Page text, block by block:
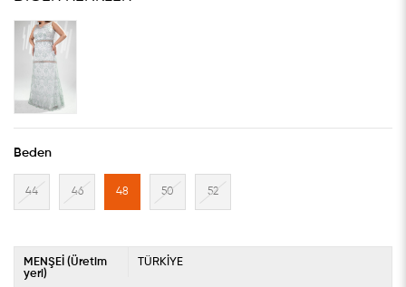
Beden
44 46 48 50 52
MENŞEİ (Üretim
yeri)
TÜRKİYE